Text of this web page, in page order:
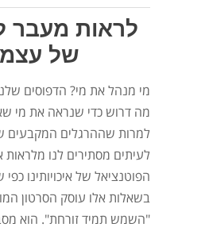
לראות מעבר
של
מי מנהל את מי? הדפוסים
מה דרוש כדי שנראה את מי
למרות שההרגלים המקבעים
לעיתים מסתירים לנו מלראות
הפוטנציאל של איכויותינו
בשאלות אלו עוסק הסרטון
"השמש תמיד זורחת". הוא